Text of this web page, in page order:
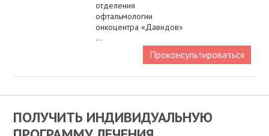
отделения
офтальмологии
онкоцентра «Давидов»
...
Проконсультироваться
ПОЛУЧИТЬ ИНДИВИДУАЛЬНУЮ